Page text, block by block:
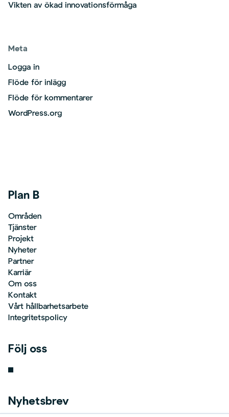
Vikten av ökad innovationsförmåga
Meta
Logga in
Flöde för inlägg
Flöde för kommentarer
WordPress.org
Plan B
Områden
Tjänster
Projekt
Nyheter
Partner
Karriär
Om oss
Kontakt
Vårt hållbarhetsarbete
Integritetspolicy
Följ oss
Nyhetsbrev